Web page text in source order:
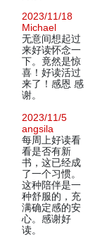
2023/11/18
Michael
无意间想起过
来好读怀念一
下。竟然是惊
喜！好读活过
来了！感恩 感
谢。
2023/11/5
angsila
每周上好读看
看是否有新
书，这已经成
了一个习惯。
这种陪伴是一
种舒服的，充
满确定感的安
心。感谢好
读。